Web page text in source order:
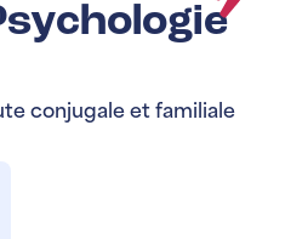
conjugale et familiale